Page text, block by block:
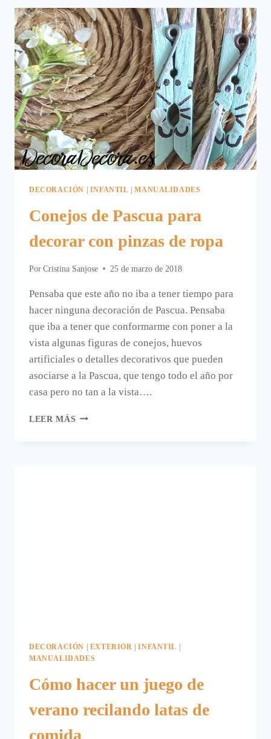
DECORACIÓN INFANTIL |MANUALIDADES
Conejos de Pascua para
decorar con pinzas de ropa
Por Cristina Sanjose 25 de marzo de 2018
Pensaba que este año no iba a tener tiempo para
hacer ninguna decoración de Pascua. Pensaba
que iba a tener que conformarme con poner a la
vista algunas figuras de conejos, huevos
artificiales o detalles decorativos que pueden
asociarse a la Pascua, que tengo todo el año por
casa pero no tan a la vista….
LEER MÁS CONEJOS
DECORACIÓN EXTERIOR |INFANTIL
MANUALIDADES
Cómo hacer un juego de
verano recilando latas de
comida